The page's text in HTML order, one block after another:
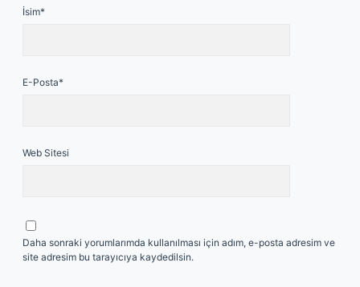
İsim*
E-Posta*
Web Sitesi
Daha sonraki yorumlarımda kullanılması için adım, e-posta adresim ve
site adresim bu tarayıcıya kaydedilsin.